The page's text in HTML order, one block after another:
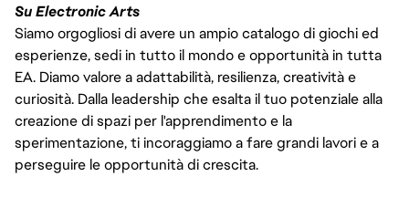
Su Electronic Arts
Siamo orgogliosi di avere un ampio catalogo di giochi ed
esperienze, sedi in tutto il mondo e opportunità in tutta
EA. Diamo valore a adattabilità, resilienza, creatività e
curiosità. Dalla leadership che esalta il tuo potenziale alla
creazione di spazi per l'apprendimento e la
sperimentazione, ti incoraggiamo a fare grandi lavori e a
perseguire le opportunità di crescita.